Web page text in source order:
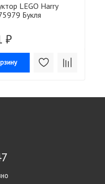
LEGO Harry
Букля
₽